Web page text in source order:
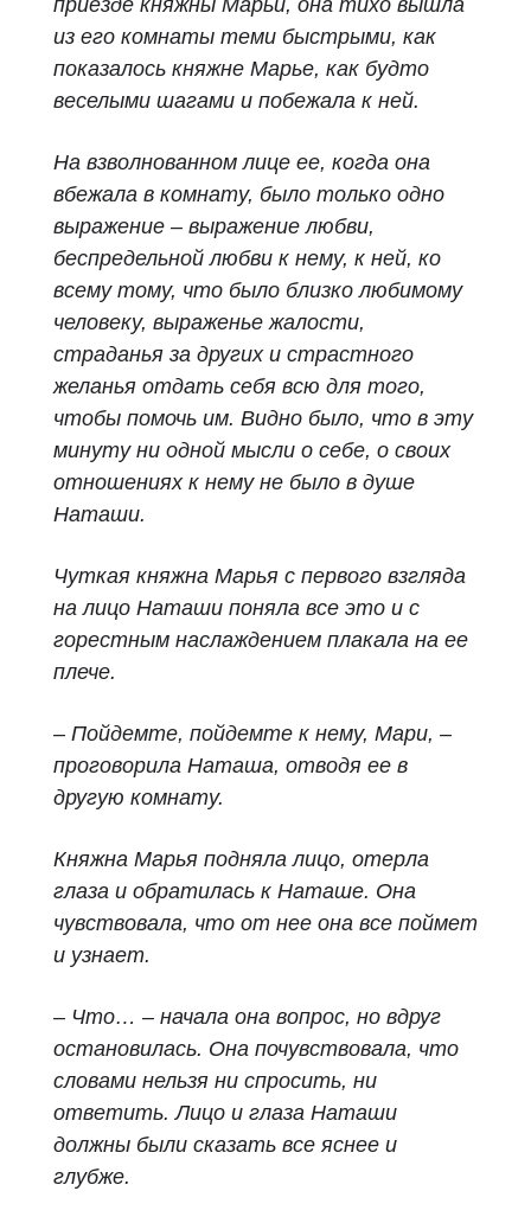
приезде княжны Марьи, она тихо вышла
из его комнаты теми быстрыми, как
показалось княжне Марье, как будто
веселыми шагами и побежала к ней.
На взволнованном лице ее, когда она
вбежала в комнату, было только одно
выражение – выражение любви,
беспредельной любви к нему, к ней, ко
всему тому, что было близко любимому
человеку, выраженье жалости,
страданья за других и страстного
желанья отдать себя всю для того,
чтобы помочь им. Видно было, что в эту
минуту ни одной мысли о себе, о своих
отношениях к нему не было в душе
Наташи.
Чуткая княжна Марья с первого взгляда
на лицо Наташи поняла все это и с
горестным наслаждением плакала на ее
плече.
– Пойдемте, пойдемте к нему, Мари, –
проговорила Наташа, отводя ее в
другую комнату.
Княжна Марья подняла лицо, отерла
глаза и обратилась к Наташе. Она
чувствовала, что от нее она все поймет
и узнает.
– Что… – начала она вопрос, но вдруг
остановилась. Она почувствовала, что
словами нельзя ни спросить, ни
ответить. Лицо и глаза Наташи
должны были сказать все яснее и
глубже.